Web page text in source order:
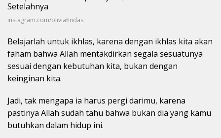
instagram.com/oliviafindas
Belajarlah untuk ikhlas, karena dengan ikhlas kita akan
faham bahwa Allah mentakdirkan segala sesuatunya
sesuai dengan kebutuhan kita, bukan dengan
keinginan kita.
Jadi, tak mengapa ia harus pergi darimu, karena
pastinya Allah sudah tahu bahwa bukan dia yang kamu
butuhkan dalam hidup ini.